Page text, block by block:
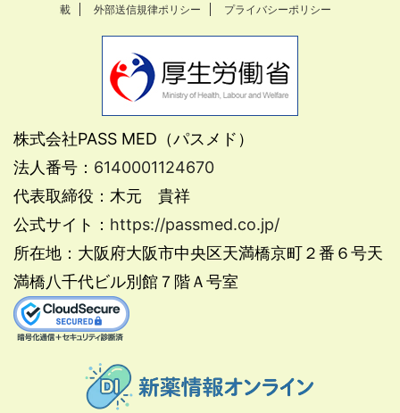
載
外部送信規律ポリシー プライバシーポリシー
株式会社PASS MED（パスメド）
法人番号： 6140001124670
代表取締役：木元 貴祥
公式サイト： https://passmed.co.jp/
所在地：大阪府大阪市中央区天満橋京町２番６号天
満橋八千代ビル別館７階Ａ号室